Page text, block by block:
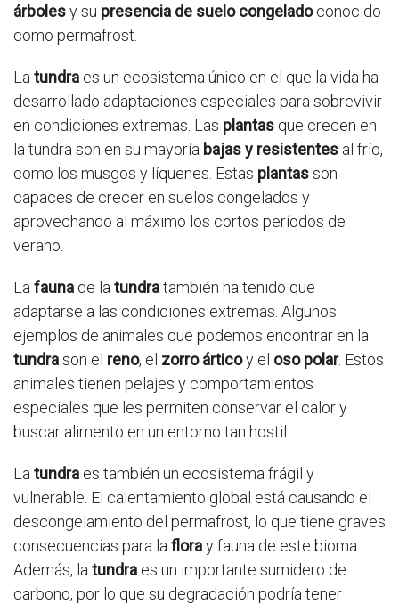
árbolesy su presencia de suelo congeladoconocido
como permafrost.
La tundra es un ecosistema único en el que la vida ha
desarrollado adaptaciones especiales para sobrevivir
en condiciones extremas. Las plantas que crecen en
la tundra son en su mayoría bajas y resistentes al frío,
como los musgos y líquenes. Estas plantasson
capaces de crecer en suelos congelados y
aprovechando al máximo los cortos períodos de
verano.
La fauna de la tundratambién ha tenido que
adaptarse a las condiciones extremas. Algunos
ejemplos de animales que podemos encontrar en la
tundrason el reno, el zorro árticoy el oso polar. Estos
animales tienen pelajes y comportamientos
especiales que les permiten conservar el calor y
buscar alimento en un entorno tan hostil.
La tundra es también un ecosistema frágil y
vulnerable. El calentamiento global está causando el
descongelamiento del permafrost, lo que tiene graves
consecuencias para la floray fauna de este bioma.
Además, la tundra es un importante sumidero de
carbono, por lo que su degradación podría tener